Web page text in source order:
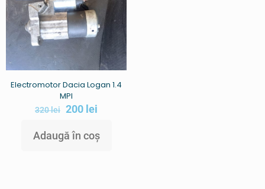
Electromotor Dacia Logan 1.4
MPI
320lei 200 lei
Adaugă în coș